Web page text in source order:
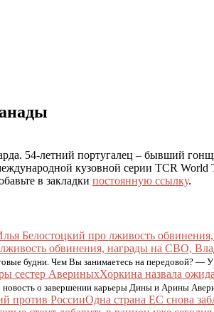
54-летний португалец – бывший
кузовной серии TCR World
в закладки постоянную ссылку.
обвинения, награды на СВО,
будни. Чем Вы занимаетесь на передовой? —
Хоркина назвала
новость о завершении карьеры Дины и Арины
Одна страна ЕС снова